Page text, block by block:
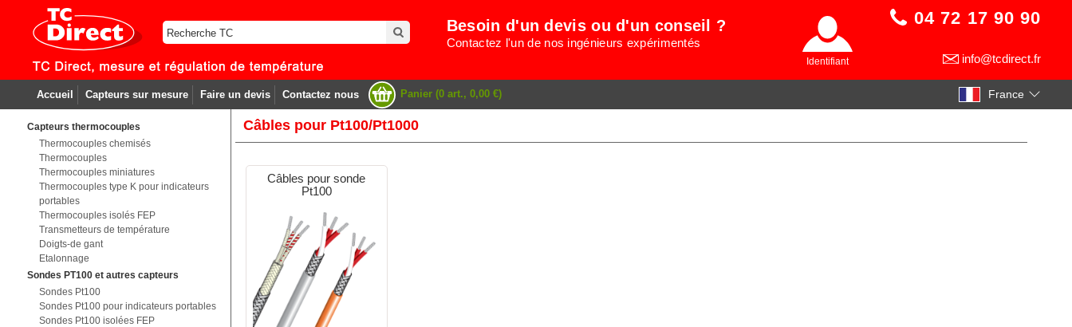
France
04 72 17 90 90
info@tcdirect.fr
Identifiant
Besoin d'un devis ou d'un conseil ?
Contactez l'un de nos ingénieurs expérimentés
Accueil Capteurs sur mesure Faire un devis Contactez nous Panier (0 art., 0,00 €)
Capteurs thermocouples
Thermocouples chemisés
Thermocouples
Thermocouples miniatures
Thermocouples type K pour indicateurs
portables
Thermocouples isolés FEP
Transmetteurs de température
Doigts-de gant
Etalonnage
Sondes PT100 et autres capteurs
Sondes Pt100
Sondes Pt100 pour indicateurs portables
Sondes Pt100 isolées FEP
Câbles pour Pt100/Pt1000
Câbles pour sonde
Pt100